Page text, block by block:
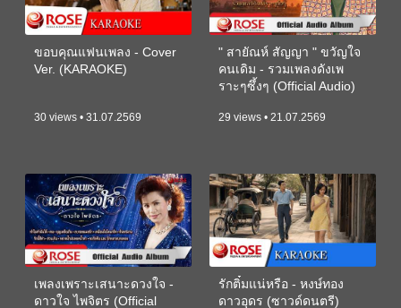
ขอบคุณแฟนเพลง - Cover
Ver. (KARAOKE)
30 views • 31.07.2569
" สายัณห์ สัญญา " ขวัญใจ
คนเดิม - รวมเพลงดังเพ
ราะๆซึ้งๆ (Official Audio)
29 views • 21.07.2569
เพลงเพราะเสนาะดวงใจ -
ดาวใจ ไพจิตร (Official
รักติ๋มแน่หรือ - หงษ์ทอง
ดาวอุดร (ซาวด์ดนตรี)